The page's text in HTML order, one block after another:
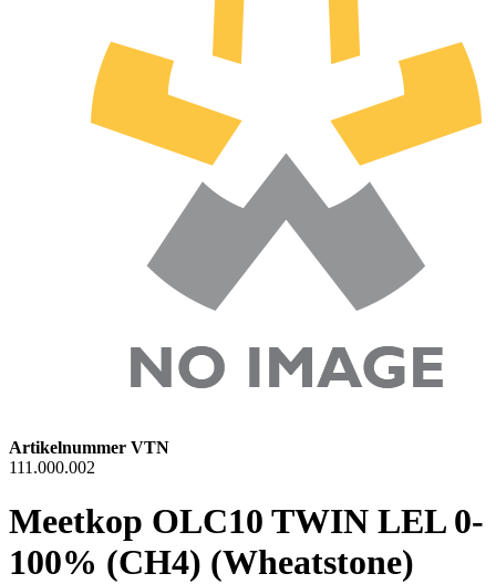
Artikelnummer VTN
111.000.002
Meetkop OLC10 TWIN LEL 0-
100% (CH4) (Wheatstone)